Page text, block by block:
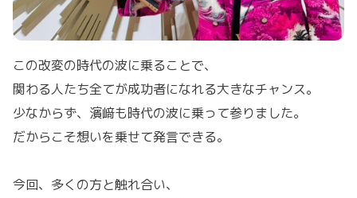
この改変の時代の波に乗ることで、
関わる人たち全てが成功者になれる大きなチャンス。
少なからず、濱﨑も時代の波に乗って参りました。
だからこそ想いを乗せて発言できる。
今回、多くの方と触れ合い、